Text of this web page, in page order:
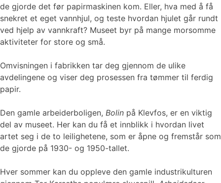
de gjorde det før papirmaskinen kom. Eller, hva med å få
snekret et eget vannhjul, og teste hvordan hjulet går rundt
ved hjelp av vannkraft? Museet byr på mange morsomme
aktiviteter for store og små.
Omvisningen i fabrikken tar deg gjennom de ulike
avdelingene og viser deg prosessen fra tømmer til ferdig
papir.
Den gamle arbeiderboligen, Bolin på Klevfos, er en viktig
del av museet. Her kan du få et innblikk i hvordan livet
artet seg i de to leilighetene, som er åpne og fremstår som
de gjorde på 1930- og 1950-tallet.
Hver sommer kan du oppleve den gamle industrikulturen